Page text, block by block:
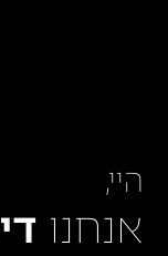
היי,
אנחנו